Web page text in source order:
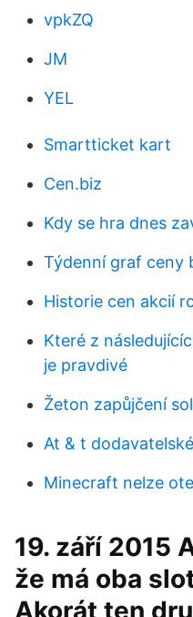
vpkZQ
JM
YEL
Smartticket kart
Cen.biz
Kdy se hra dnes
Týdenní graf ceny
Historie cen akcií
Které z
je pravdivé
Žeton zapůjčení
At & t
Minecraft nelze
19. září 2015
že má oba
Akorát ten